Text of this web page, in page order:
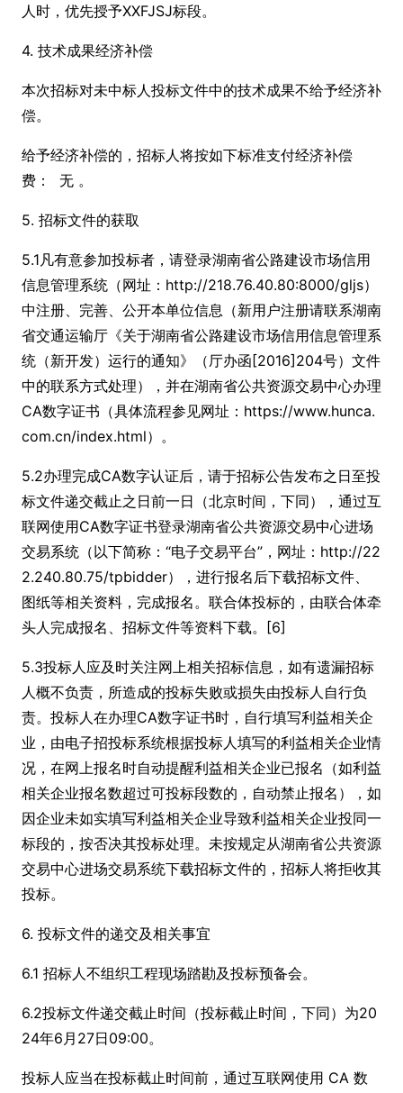
人时，优先授予XXFJSJ标段。
4. 技术成果经济补偿
本次招标对未中标人投标文件中的技术成果不给予经济补
偿。
给予经济补偿的，招标人将按如下标准支付经济补偿
费： 无 。
5. 招标文件的获取
5.1凡有意参加投标者，请登录湖南省公路建设市场信用
信息管理系统（网址：http://218.76.40.80:8000/gljs）
中注册、完善、公开本单位信息（新用户注册请联系湖南
省交通运输厅《关于湖南省公路建设市场信用信息管理系
统（新开发）运行的通知》（厅办函[2016]204号）文件
中的联系方式处理），并在湖南省公共资源交易中心办理
CA数字证书（具体流程参见网址：https://www.hunca.
com.cn/index.html）。
5.2办理完成CA数字认证后，请于招标公告发布之日至投
标文件递交截止之日前一日（北京时间，下同），通过互
联网使用CA数字证书登录湖南省公共资源交易中心进场
交易系统（以下简称：“电子交易平台”，网址：http://22
2.240.80.75/tpbidder），进行报名后下载招标文件、
图纸等相关资料，完成报名。联合体投标的，由联合体牵
头人完成报名、招标文件等资料下载。[6]
5.3投标人应及时关注网上相关招标信息，如有遗漏招标
人概不负责，所造成的投标失败或损失由投标人自行负
责。投标人在办理CA数字证书时，自行填写利益相关企
业，由电子招投标系统根据投标人填写的利益相关企业情
况，在网上报名时自动提醒利益相关企业已报名（如利益
相关企业报名数超过可投标段数的，自动禁止报名），如
因企业未如实填写利益相关企业导致利益相关企业投同一
标段的，按否决其投标处理。未按规定从湖南省公共资源
交易中心进场交易系统下载招标文件的，招标人将拒收其
投标。
6. 投标文件的递交及相关事宜
6.1 招标人不组织工程现场踏勘及投标预备会。
6.2投标文件递交截止时间（投标截止时间，下同）为20
24年6月27日09:00。
投标人应当在投标截止时间前，通过互联网使用 CA 数